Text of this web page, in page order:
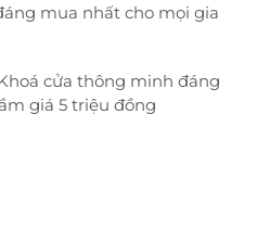
mua nhất cho mọi gia
cửa thông minh đáng
giá 5 triệu đồng